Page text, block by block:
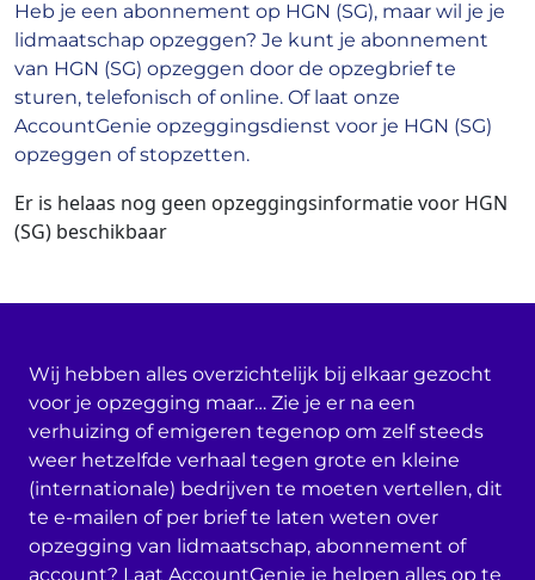
Heb je een abonnement op HGN (SG), maar wil je je
lidmaatschap opzeggen? Je kunt je abonnement
van HGN (SG) opzeggen door de opzegbrief te
sturen, telefonisch of online. Of laat onze
AccountGenie opzeggingsdienst voor je HGN (SG)
opzeggen of stopzetten.
Er is helaas nog geen opzeggingsinformatie voor HGN
(SG) beschikbaar
Wij hebben alles overzichtelijk bij elkaar gezocht
voor je opzegging maar… Zie je er na een
verhuizing of emigeren tegenop om zelf steeds
weer hetzelfde verhaal tegen grote en kleine
(internationale) bedrijven te moeten vertellen, dit
te e-mailen of per brief te laten weten over
opzegging van lidmaatschap, abonnement of
account? Laat AccountGenie je helpen alles op te